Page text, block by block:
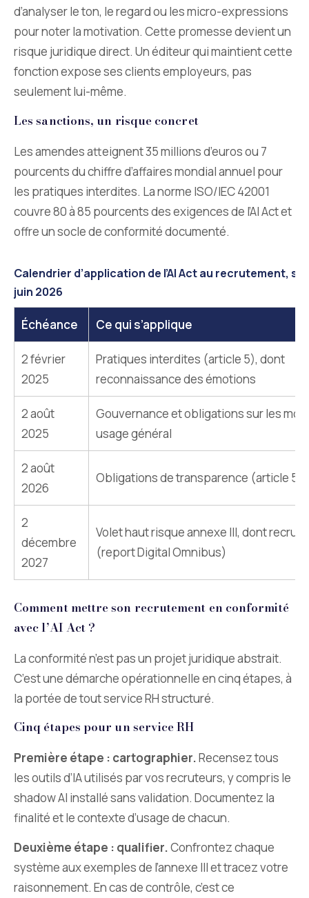
d’analyser le ton, le regard ou les micro-expressions
pour noter la motivation. Cette promesse devient un
risque juridique direct. Un éditeur qui maintient cette
fonction expose ses clients employeurs, pas
seulement lui-même.
Les sanctions, un risque concret
Les amendes atteignent 35 millions d’euros ou 7
pourcents du chiffre d’affaires mondial annuel pour
les pratiques interdites. La norme ISO/IEC 42001
couvre 80 à 85 pourcents des exigences de l’AI Act et
offre un socle de conformité documenté.
Calendrier d’application de l’AI Act au recrutement,
juin 2026
Échéance Ce qui s’applique
2 février
2025
Pratiques interdites (article 5), dont
reconnaissance des émotions
2 août
2025
Gouvernance et obligations sur les
usage général
2 août
2026
Obligations de transparence (article 50)
2
décembre
2027
Volet haut risque annexe III, dont
(report Digital Omnibus)
Comment mettre son recrutement en conformité
avec l’AI Act ?
La conformité n’est pas un projet juridique abstrait.
C’est une démarche opérationnelle en cinq étapes, à
la portée de tout service RH structuré.
Cinq étapes pour un service RH
Première étape : cartographier.Recensez tous
les outils d’IA utilisés par vos recruteurs, y compris le
shadow AI installé sans validation. Documentez la
finalité et le contexte d’usage de chacun.
Deuxième étape : qualifier.Confrontez chaque
système aux exemples de l’annexe III et tracez votre
raisonnement. En cas de contrôle, c’est ce